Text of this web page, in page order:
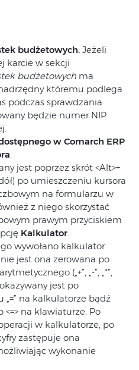
budżetowych. Jeżeli
karcie w sekcji
budżetowych ma
któremu podlega
podczas sprawdzania
będzie numer NIP
w Comarch ERP
.
jest poprzez skrót <Alt>+
po umieszczeniu kursora
na formularzu w
z niego skorzystać
prawym przyciskiem
Kalkulator.
wywołano kalkulator
jest ona zerowana po
(„+”, „-”, „*”,
jest po
„=” na kalkulatorze bądź
<=> na klawiaturze. Po
w kalkulatorze, po
zastępuje ona
wykonanie